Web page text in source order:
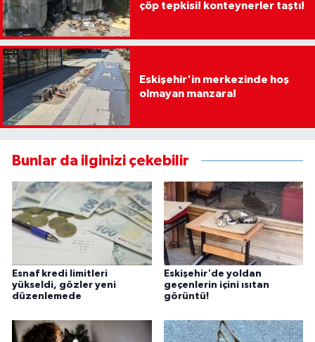
çöp tepkisi! konteynerler taştı!
Eskişehir'in merkezinde hoş
olmayan manzara!
Bunlar da ilginizi çekebilir
Esnaf kredi limitleri
yükseldi, gözler yeni
düzenlemede
Eskişehir'de yoldan
geçenlerin içini ısıtan
görüntü!